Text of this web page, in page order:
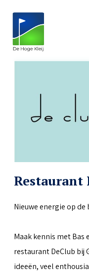
Restaurant
Nieuwe energie op de
Maak kennis met Bas
restaurant DeClub bij
ideeën, veel